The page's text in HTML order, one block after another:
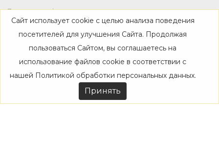
Политика конфиденциальности
Магазин
Каталог
Дизайнерам
Акции
Сайт использует cookie с целью анализа поведения
посетителей для улучшения Сайта. Продолжая
пользоваться Сайтом, вы соглашаетесь на
использование файлов cookie в соответствии с
нашей Политикой обработки персональных данных.
Принять